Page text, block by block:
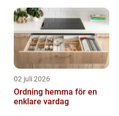
02 juli 2026
Ordning hemma för en
enklare vardag